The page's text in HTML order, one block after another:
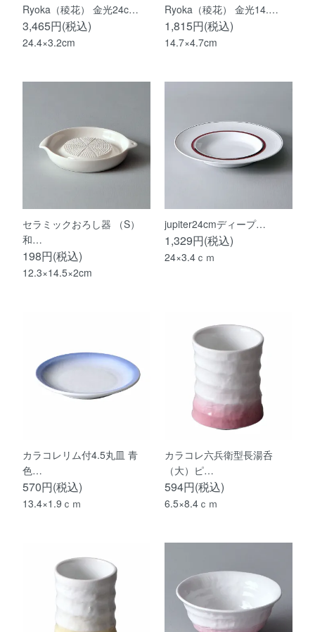
Ryoka（稜花） 金光24c…
3,465円(税込)
24.4×3.2cm
Ryoka（稜花） 金光14.…
1,815円(税込)
14.7×4.7cm
セラミックおろし器 （S）
和…
198円(税込)
12.3×14.5×2cm
jupiter24cmディープ…
1,329円(税込)
24×3.4ｃｍ
カラコレリム付4.5丸皿 青
色…
570円(税込)
13.4×1.9ｃｍ
カラコレ六兵衛型長湯呑
（大）ピ…
594円(税込)
6.5×8.4ｃｍ